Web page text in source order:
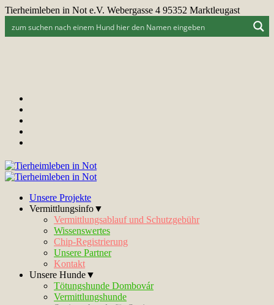
Tierheimleben in Not e.V. Webergasse 4 95352 Marktleugast
Unsere Projekte
Vermittlungsinfo▼
Vermittlungsablauf und Schutzgebühr
Wissenswertes
Chip-Registrierung
Unsere Partner
Kontakt
Unsere Hunde▼
Tötungshunde Dombovár
Vermittlungshunde